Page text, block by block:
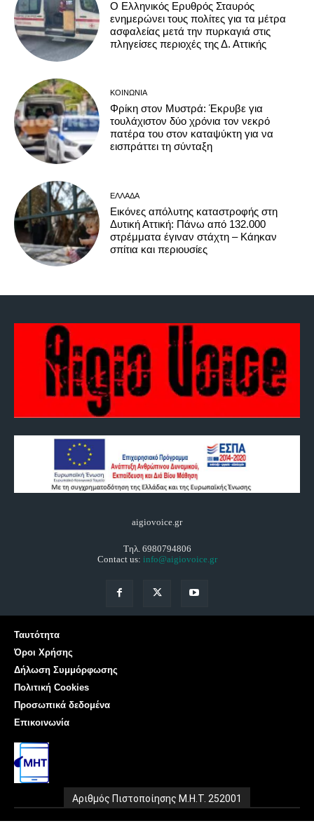
Ο Ελληνικός Ερυθρός Σταυρός
ενημερώνει τους πολίτες για τα μέτρα
ασφαλείας μετά την πυρκαγιά στις
πληγείσες περιοχές της Δ. Αττικής
ΚΟΙΝΩΝΊΑ
Φρίκη στον Μυστρά: Έκρυβε για
τουλάχιστον δύο χρόνια τον νεκρό
πατέρα του στον καταψύκτη για να
εισπράττει τη σύνταξη
ΕΛΛΆΔΑ
Εικόνες απόλυτης καταστροφής στη
Δυτική Αττική: Πάνω από 132.000
στρέμματα έγιναν στάχτη – Κάηκαν
σπίτια και περιουσίες
aigiovoice.gr
Τηλ. 6980794806
Contact us: info@aigiovoice.gr
Ταυτότητα
Όροι Χρήσης
Δήλωση Συμμόρφωσης
Πολιτική Cookies
Προσωπικά δεδομένα
Επικοινωνία
Αριθμός Πιστοποίησης Μ.Η.Τ. 252001